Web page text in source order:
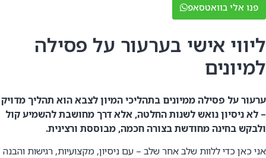
פנו אלי בוואטסאפ
ליווי אישי בערעור על פסילה
למיונים
ערעור על פסילה ממיונים בתהליכי המיון לצבא הוא תהליך מדויק
– לא ניסיון נואש לשנות החלטה, אלא דרך מחושבת להשמיע קול
ולבקש בחינה מחודשת בצורה חכמה, מבוססת ורצינית.
אני כאן כדי ללוות שלב אחר שלב – עם ניסיון, מקצועיות, רגישות והבנה